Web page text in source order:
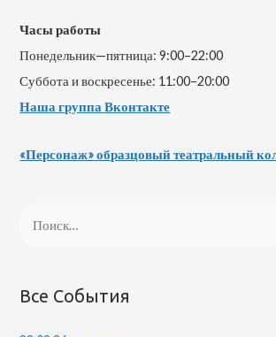
Часы работы
Понедельник—пятница: 9:00–22:00
Суббота и воскресенье: 11:00–20:00
Наша группа Вконтакте
«Персонаж» образцовый театральный
Все События